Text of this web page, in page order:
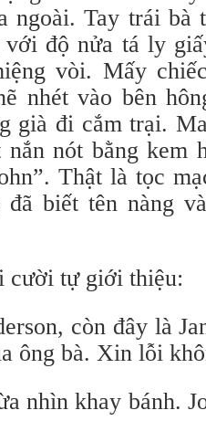
ngoài. Tay trái bà
với độ nửa tá ly
vòi. Mấy
nhét vào bên
già đi cắm trại.
nót bằng kem
Thật là tọc
đã biết tên nàng
cười tự giới thiệu:
còn đây là
ông bà. Xin lỗi
nhìn khay bánh.